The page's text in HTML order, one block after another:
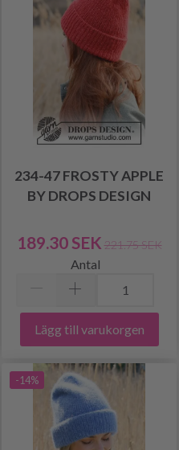
234-47 FROSTY APPLE
BY DROPS DESIGN
189.30 SEK 221.75 SEK
Antal
Lägg till varukorgen
-14%